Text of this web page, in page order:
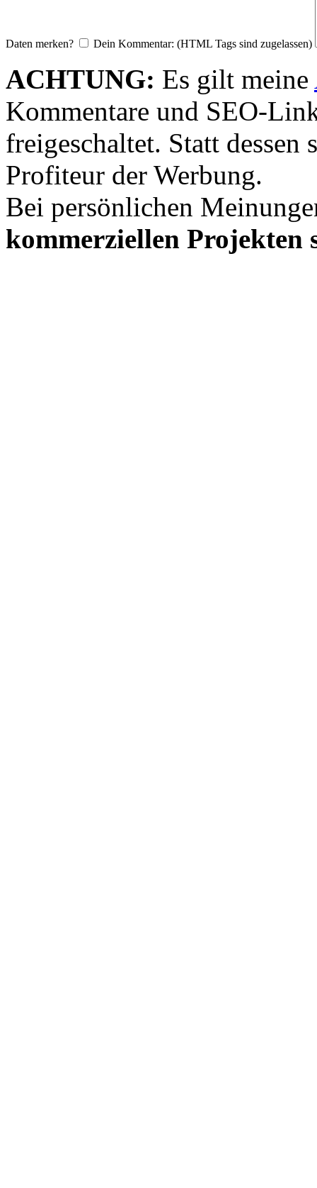
Daten merken? Dein Kommentar: (HTML Tags sind zugelassen)
ACHTUNG: Es gilt meine
Kommentare und SEO-
freigeschaltet. Statt dessen
Profiteur der Werbung.
Bei persönlichen
kommerziellen Projekten